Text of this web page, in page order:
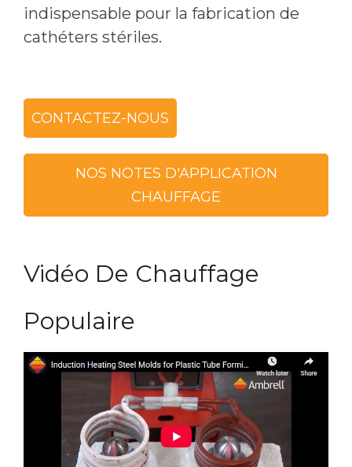
indispensable pour la fabrication de
cathéters stériles.
CONTACTEZ-NOUS
NOS NOTES D'APPLICATION
CHAUFFAGE
Vidéo De Chauffage
Populaire